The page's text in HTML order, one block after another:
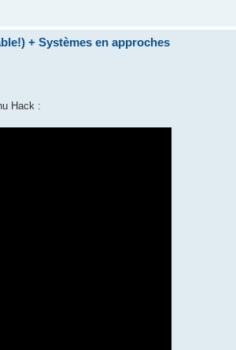
+ Systèmes en approches
Hack :